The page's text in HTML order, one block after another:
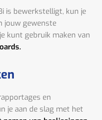
is bewerkstelligt, kun je
jouw gewenste
kunt gebruik maken van
en
je aan de slag met het